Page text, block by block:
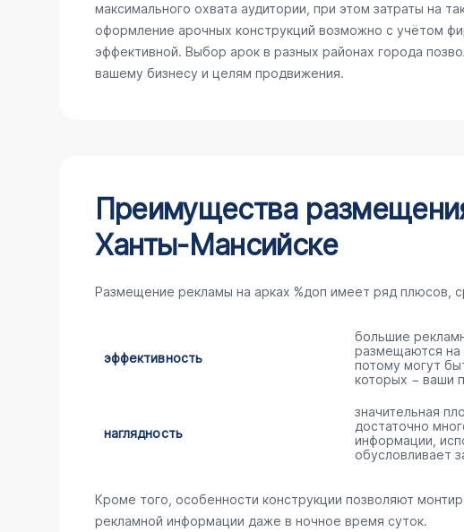
максимального охвата аудитории, при этом затраты на
оформление арочных конструкций возможно с учётом
эффективной. Выбор арок в разных районах города
вашему бизнесу и целям продвижения.
Преимущества
Ханты-Мансийске
Размещение рекламы на арках %доп имеет ряд плюсов,
эффективность
большие
размещаются на
потому могут
которых − ваши
наглядность
значительная
достаточно
информации,
обусловливает
Кроме того, особенности конструкции позволяют
рекламной информации даже в ночное время суток.